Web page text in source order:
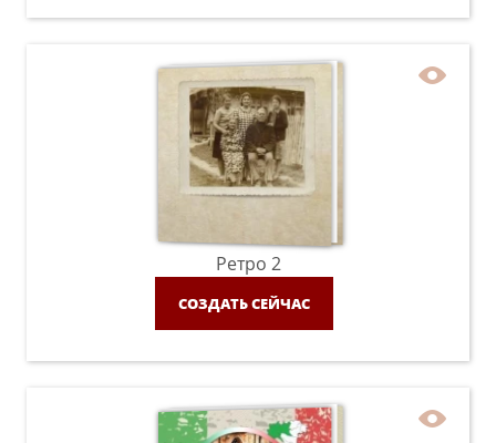
Ретро 2
СОЗДАТЬ СЕЙЧАС